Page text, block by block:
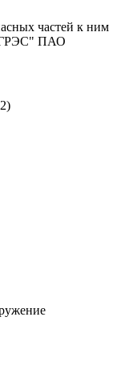
частей к ним
ГРЭС" ПАО